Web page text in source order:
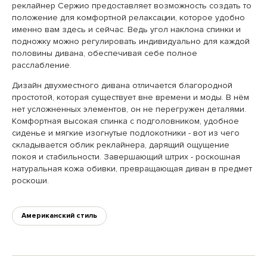
реклайнер Сержио предоставляет возможность создать то
положение для комфортной релаксации, которое удобно
именно вам здесь и сейчас. Ведь угол наклона спинки и
подножку можно регулировать индивидуально для каждой
половины дивана, обеспечивая себе полное
расслабление.
Дизайн двухместного дивана отличается благородной
простотой, которая существует вне времени и моды. В нём
нет усложненных элементов, он не перегружен деталями.
Комфортная высокая спинка с подголовником, удобное
сиденье и мягкие изогнутые подлокотники - вот из чего
складывается облик реклайнера, дарящий ощущение
покоя и стабильности. Завершающий штрих - роскошная
натуральная кожа обивки, превращающая диван в предмет
роскоши.
Американский стиль